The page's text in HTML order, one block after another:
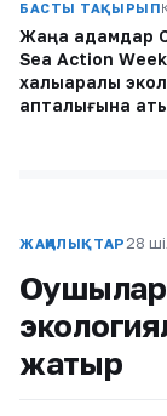
БАСТЫ ТАҚЫРЫП
Жаңа адамдар
Sea Action
халықаралық
апталығына
ЖАҢАЛЫҚТАР 28
жатыр